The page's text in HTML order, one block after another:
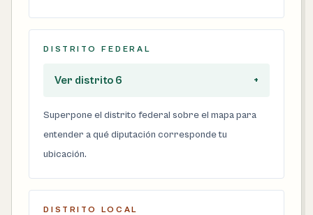
DISTRITO FEDERAL
Ver distrito 6 +
Superpone el distrito federal sobre el mapa para
entender a qué diputación corresponde tu
ubicación.
DISTRITO LOCAL